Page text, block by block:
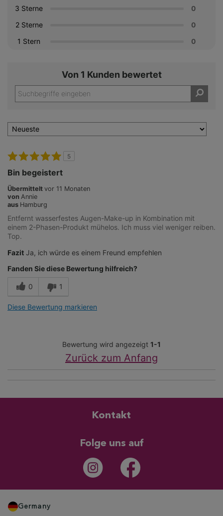
3 Sterne 0
2 Sterne 0
1 Stern 0
Von 1 Kunden bewertet
5
Bin begeistert
Übermittelt vor 11 Monaten
von Annie
aus Hamburg
Entfernt wasserfestes Augen-Make-up in Kombination mit
einem 2-Phasen-Produkt mühelos. Ich muss viel weniger reiben.
Top.
Fazit Ja, ich würde es einem Freund empfehlen
Fanden Sie diese Bewertung hilfreich?
0 1
Diese Bewertung markieren
Bewertung wird angezeigt 1-1
Zurück zum Anfang
Kontakt
Folge uns auf
Germany